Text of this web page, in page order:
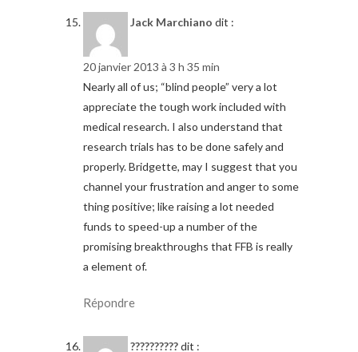
Jack Marchiano dit :
20 janvier 2013 à 3 h 35 min
Nearly all of us; “blind people” very a lot
appreciate the tough work included with
medical research. I also understand that
research trials has to be done safely and
properly. Bridgette, may I suggest that you
channel your frustration and anger to some
thing positive; like raising a lot needed
funds to speed-up a number of the
promising breakthroughs that FFB is really
a element of.
Répondre
??????????dit :